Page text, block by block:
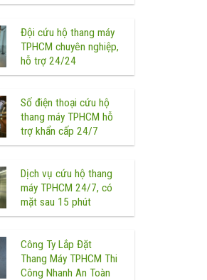
Đội cứu hộ thang máy
TPHCM chuyên nghiệp,
hỗ trợ 24/24
Số điện thoại cứu hộ
thang máy TPHCM hỗ
trợ khẩn cấp 24/7
Dịch vụ cứu hộ thang
máy TPHCM 24/7, có
mặt sau 15 phút
Công Ty Lắp Đặt
Thang Máy TPHCM Thi
Công Nhanh An Toàn